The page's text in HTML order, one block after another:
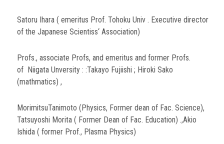
Satoru Ihara ( emeritus Prof. Tohoku Univ . Executive director
of the Japanese Scientiss‘ Association)
Profs., associate Profs, and emeritus and former Profs.
of Niigata Unversity : :Takayo Fujiishi ; Hiroki Sako
(mathmatics) ,
MorimitsuTanimoto (Physics, Former dean of Fac. Science),
Tatsuyoshi Morita ( Former Dean of Fac. Education) .,Akio
Ishida ( former Prof., Plasma Physics)